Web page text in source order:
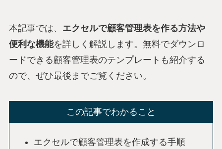
本記事では、 エクセルで顧客管理表を作る方法や
便利な機能を詳しく解説します。無料でダウンロ
ードできる顧客管理表のテンプレートも紹介する
ので、ぜひ最後までご覧ください。
この記事でわかること
エクセルで顧客管理表を作成する手順